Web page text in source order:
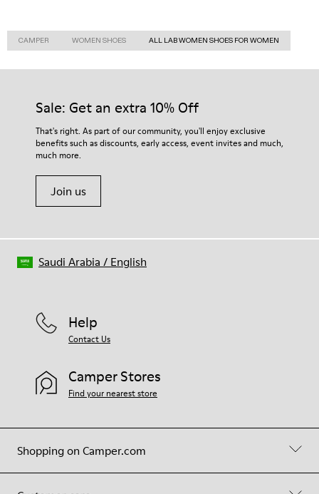
CAMPER WOMEN SHOES ALL LAB WOMEN SHOES FOR WOMEN
Sale: Get an extra 10% Off
That's right. As part of our community, you'll enjoy exclusive
benefits such as discounts, early access, event invites and much,
much more.
Join us
Shopping on Camper.com
Help
Contact Us
Camper Stores
Find your nearest store
Saudi Arabia / English